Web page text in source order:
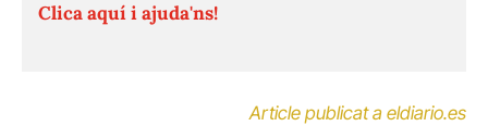
Clica aquí i ajuda'ns!
Article publicat a eldiario.es